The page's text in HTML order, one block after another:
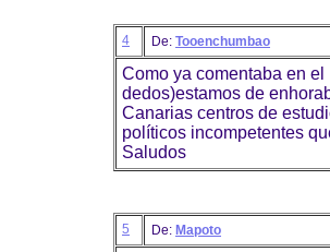
4 De: Tooenchumbao
Como ya comentaba en
dedos)estamos de
Canarias centros de
políticos incompetentes
Saludos
5 De: Mapoto